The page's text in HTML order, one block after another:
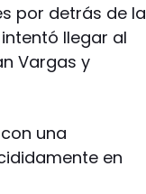
por detrás de la
llegar al
Vargas y
una
en